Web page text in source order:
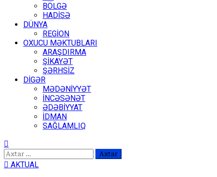
BÖLGƏ
HADİSƏ
DÜNYA
REGİON
OXUCU MƏKTUBLARI
ARAŞDIRMA
ŞİKAYƏT
ŞƏRHSİZ
DİGƏR
MƏDƏNİYYƏT
İNCƏSƏNƏT
ƏDƏBİYYAT
İDMAN
SAĞLAMLIQ
Axtarış:
AKTUAL